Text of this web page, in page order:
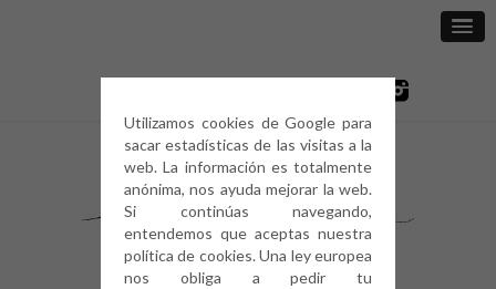
Utilizamos cookies de Google para
sacar estadísticas de las visitas a la
web. La información es totalmente
anónima, nos ayuda mejorar la web.
Si continúas navegando,
entendemos que aceptas nuestra
política de cookies. Una ley europea
nos obliga a pedir tu